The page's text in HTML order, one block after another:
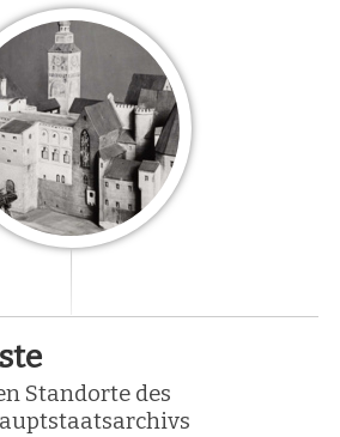
Standorte des